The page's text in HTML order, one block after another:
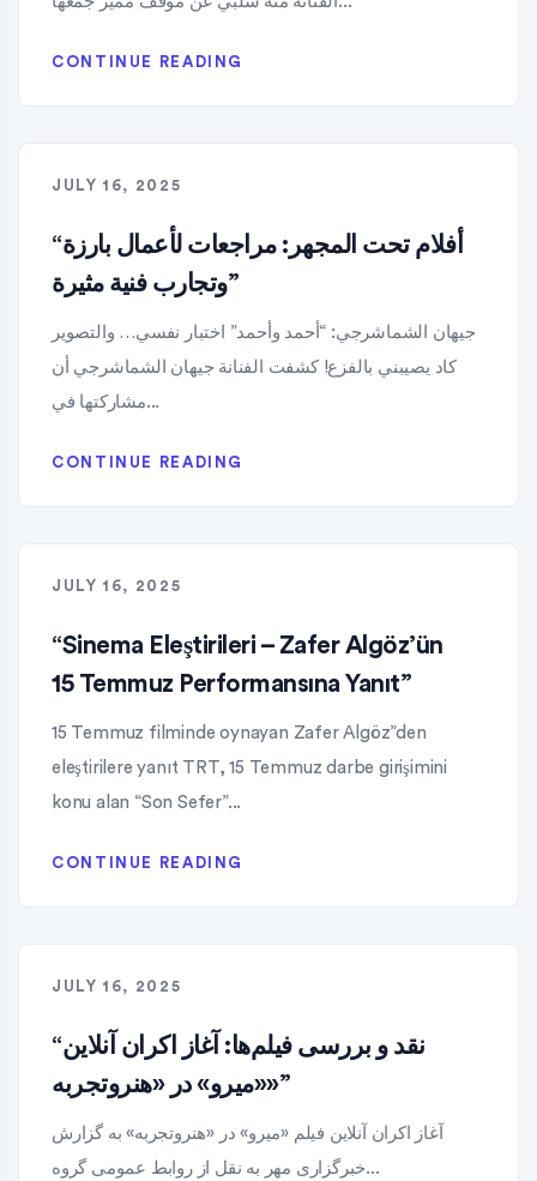
CONTINUE READING
JULY 16, 2025
“أفلام تحت المجهر: مراجعات لأعمال بارزة
وتجارب فنية مثيرة”
جيهان الشماشرجي: “أحمد وأحمد” اختبار نفسي… والتصوير
كاد يصيبني بالفزع! كشفت الفنانة جيهان الشماشرجي أن
مشاركتها في...
CONTINUE READING
JULY 16, 2025
“Sinema Eleştirileri – Zafer Algöz’ün
15 Temmuz Performansına Yanıt”
15 Temmuz filminde oynayan Zafer Algöz”den
eleştirilere yanıt TRT, 15 Temmuz darbe girişimini
konu alan “Son Sefer”...
CONTINUE READING
JULY 16, 2025
“نقد و بررسی فیلم‌ها: آغاز اکران آنلاین
«میرو» در «هنروتجربه»”
آغاز اکران آنلاین فیلم «میرو» در «هنروتجربه» به گزارش
خبرگزاری مهر به نقل از روابط عمومی گروه...